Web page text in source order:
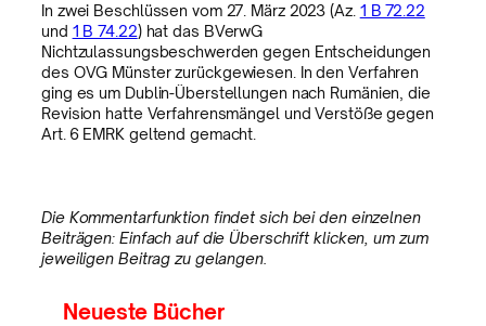
In zwei Beschlüssen vom 27. März 2023 (Az. 1 B 72.22
und 1 B 74.22) hat das BVerwG
Nichtzulassungsbeschwerden gegen Entscheidungen
des OVG Münster zurückgewiesen. In den Verfahren
ging es um Dublin-Überstellungen nach Rumänien, die
Revision hatte Verfahrensmängel und Verstöße gegen
Art. 6 EMRK geltend gemacht.
Die Kommentarfunktion findet sich bei den einzelnen
Beiträgen: Einfach auf die Überschrift klicken, um zum
jeweiligen Beitrag zu gelangen.
Neueste Bücher